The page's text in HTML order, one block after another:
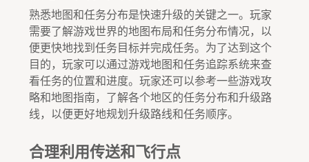
熟悉地图和任务分布是快速升级的关键之一。玩家
需要了解游戏世界的地图布局和任务分布情况，以
便更快地找到任务目标并完成任务。为了达到这个
目的，玩家可以通过游戏地图和任务追踪系统来查
看任务的位置和进度。玩家还可以参考一些游戏攻
略和地图指南，了解各个地区的任务分布和升级路
线，以便更好地规划升级路线和任务顺序。
合理利用传送和飞行点